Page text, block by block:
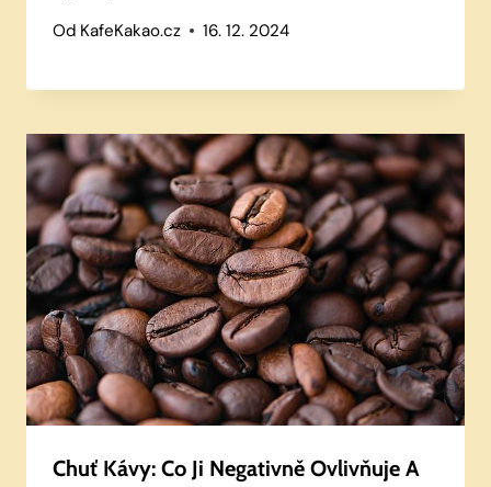
Od KafeKakao.cz 16. 12. 2024
Chuť Kávy: Co Ji Negativně Ovlivňuje A